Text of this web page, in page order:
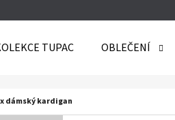
TUPAC OBLEČENÍ
dámský kardigan